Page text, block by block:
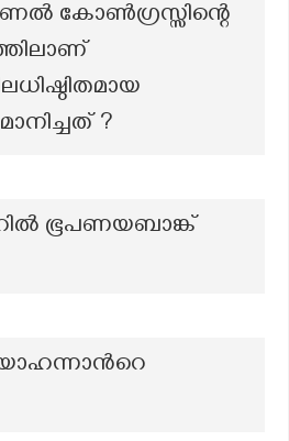
കോൺഗ്രസ്സിന്റെ
?
ഭൂപണയബാങ്ക്